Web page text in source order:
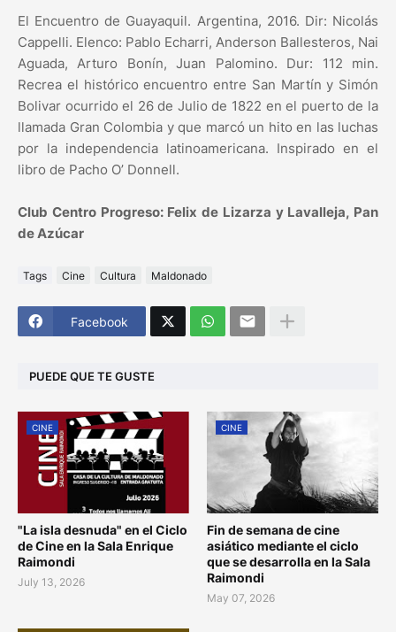
El Encuentro de Guayaquil. Argentina, 2016. Dir: Nicolás
Cappelli. Elenco: Pablo Echarri, Anderson Ballesteros, Nai
Aguada, Arturo Bonín, Juan Palomino. Dur: 112 min.
Recrea el histórico encuentro entre San Martín y Simón
Bolivar ocurrido el 26 de Julio de 1822 en el puerto de la
llamada Gran Colombia y que marcó un hito en las luchas
por la independencia latinoamericana. Inspirado en el
libro de Pacho O’ Donnell.
Club Centro Progreso: Felix de Lizarza y Lavalleja, Pan
de Azúcar
Tags Cine Cultura Maldonado
Facebook
PUEDE QUE TE GUSTE
CINE
"La isla desnuda" en el Ciclo
de Cine en la Sala Enrique
Raimondi
July 13, 2026
CINE
Fin de semana de cine
asiático mediante el ciclo
que se desarrolla en la Sala
Raimondi
May 07, 2026